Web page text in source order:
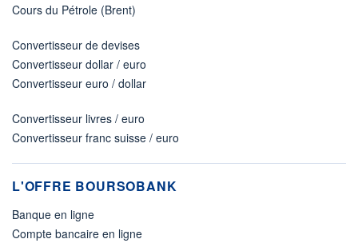
Cours du Pétrole (Brent)
Convertisseur de devises
Convertisseur dollar / euro
Convertisseur euro / dollar
Convertisseur livres / euro
Convertisseur franc suisse / euro
L'OFFRE BOURSOBANK
Banque en ligne
Compte bancaire en ligne